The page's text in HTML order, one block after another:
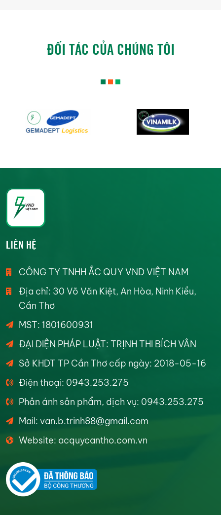
ĐỐI TÁC CỦA CHÚNG TÔI
LIÊN HỆ
CÔNG TY TNHH ẮC QUY VND VIỆT NAM
Địa chỉ: 30 Võ Văn Kiệt, An Hòa, Ninh Kiều,
Cần Thơ
MST: 1801600931
ĐẠI DIỆN PHÁP LUẬT: TRỊNH THI BÍCH VÂN
Sở KHDT TP Cần Thơ cấp ngày: 2018-05-16
Điện thoại: 0943.253.275
Phản ánh sản phẩm, dịch vụ: 0943.253.275
Mail: van.b.trinh88@gmail.com
Website: acquycantho.com.vn